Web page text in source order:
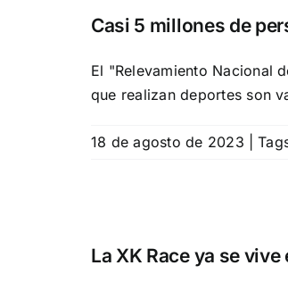
Casi 5 millones de
El "Relevamiento Nacional
que realizan deportes son
18 de agosto de 2023
La XK Race ya se